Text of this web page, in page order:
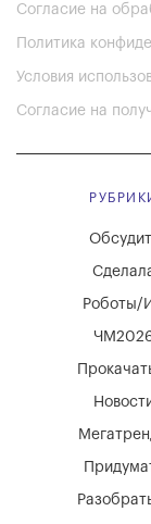
Согласие на
Политика
Условия
Согласие на
Роботы/